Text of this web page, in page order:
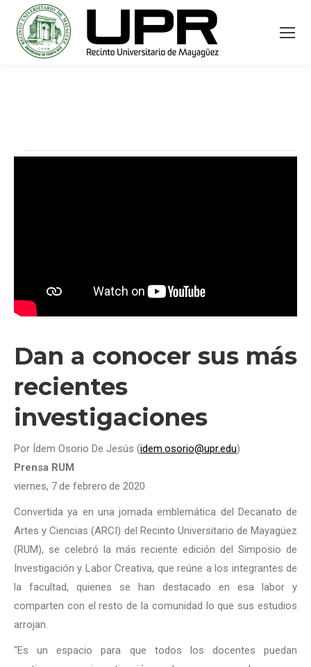
Dan a conocer sus más
recientes
investigaciones
Por Ídem Osorio De Jesús (idem.osorio@upr.edu)
Prensa RUM
viernes, 7de febrero de 2020
Convertida ya en una jornada emblemática del Decanato de
Artes y Ciencias (ARCI) del Recinto Universitario de Mayagüez
(RUM), se celebró la más reciente edición del Simposio de
Investigación y Labor Creativa, que reúne a los integrantes de
la facultad, quienes se han destacado en esa labor y
comparten con el resto de la comunidad lo que sus estudios
arrojan.
“Es un espacio para que todos los docentes puedan